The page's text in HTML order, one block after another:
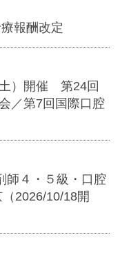
報酬改定
）開催 第24回
／第7回国際口腔
師４・５級・口腔
10/18開